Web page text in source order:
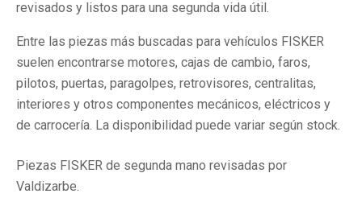
revisados y listos para una segunda vida útil.
Entre las piezas más buscadas para vehículos FISKER
suelen encontrarse motores, cajas de cambio, faros,
pilotos, puertas, paragolpes, retrovisores, centralitas,
interiores y otros componentes mecánicos, eléctricos y
de carrocería. La disponibilidad puede variar según stock.
Piezas FISKER de segunda mano revisadas por
Valdizarbe.